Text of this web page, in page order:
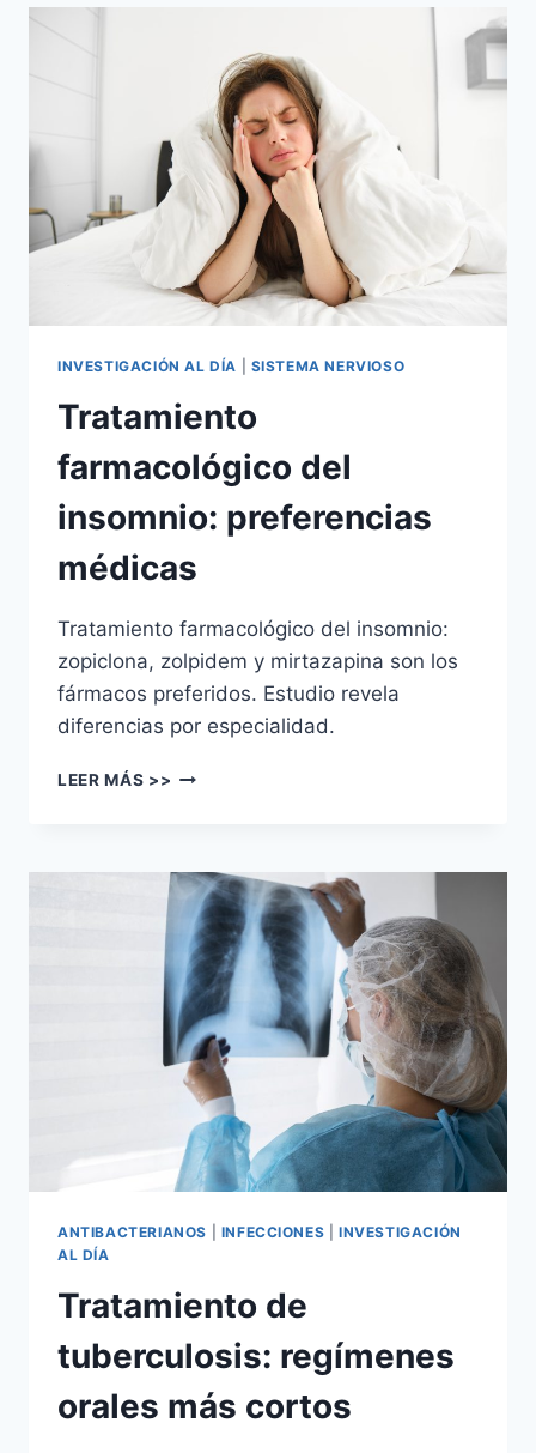
INVESTIGACIÓN AL DÍA SISTEMA NERVIOSO
Tratamiento
farmacológico del
insomnio: preferencias
médicas
Tratamiento farmacológico del insomnio:
zopiclona, zolpidem y mirtazapina son los
fármacos preferidos. Estudio revela
diferencias por especialidad.
LEER MÁS >>
ANTIBACTERIANOS INFECCIONES |INVESTIGACIÓN
AL DÍA
Tratamiento de
tuberculosis: regímenes
orales más cortos